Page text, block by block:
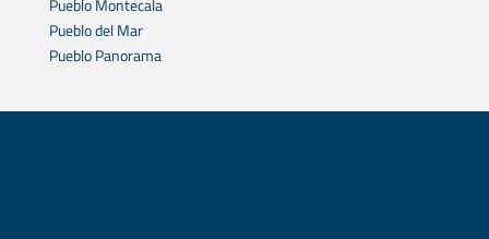
Pueblo Montecala
Pueblo del Mar
Pueblo Panorama